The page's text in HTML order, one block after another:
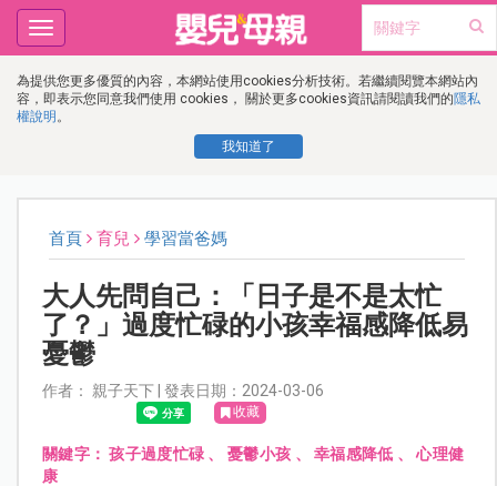
為提供您更多優質的內容，本網站使用cookies分析技術。若繼續閱覽本網站內
容，即表示您同意我們使用 cookies， 關於更多cookies資訊請閱讀我們的隱私
權說明 。
我知道了
Toggle
navigation
首頁 育兒 學習當爸媽
大人先問自己：「日子是不是太忙
了？」過度忙碌的小孩幸福感降低易
憂鬱
作者： 親子天下 | 發表日期：2024-03-06
收藏
關鍵字：孩子過度忙碌 、憂鬱小孩 、幸福感降低 、心理健
康